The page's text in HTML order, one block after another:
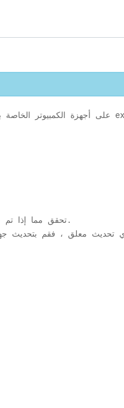
حاسوبك. بعد إعادة تشغيل جهاز الكمبيوتر الخاص بك ، حاول تشغيل ملف exe. تحقق مما إذا تم حل مشكلتك أم لا.